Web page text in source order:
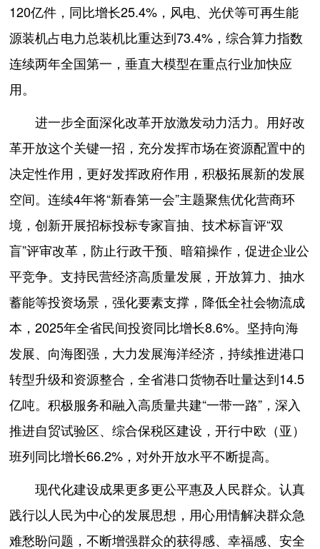
120亿件，同比增长25.4%，风电、光伏等可再生能
源装机占电力总装机比重达到73.4%，综合算力指数
连续两年全国第一，垂直大模型在重点行业加快应
用。
进一步全面深化改革开放激发动力活力。用好改
革开放这个关键一招，充分发挥市场在资源配置中的
决定性作用，更好发挥政府作用，积极拓展新的发展
空间。连续4年将“新春第一会”主题聚焦优化营商环
境，创新开展招标投标专家盲抽、技术标盲评“双
盲”评审改革，防止行政干预、暗箱操作，促进企业公
平竞争。支持民营经济高质量发展，开放算力、抽水
蓄能等投资场景，强化要素支撑，降低全社会物流成
本，2025年全省民间投资同比增长8.6%。坚持向海
发展、向海图强，大力发展海洋经济，持续推进港口
转型升级和资源整合，全省港口货物吞吐量达到14.5
亿吨。积极服务和融入高质量共建“一带一路”，深入
推进自贸试验区、综合保税区建设，开行中欧（亚）
班列同比增长66.2%，对外开放水平不断提高。
现代化建设成果更多更公平惠及人民群众。认真
践行以人民为中心的发展思想，用心用情解决群众急
难愁盼问题，不断增强群众的获得感、幸福感、安全